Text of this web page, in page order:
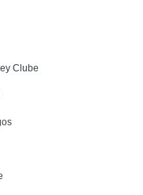
Clube